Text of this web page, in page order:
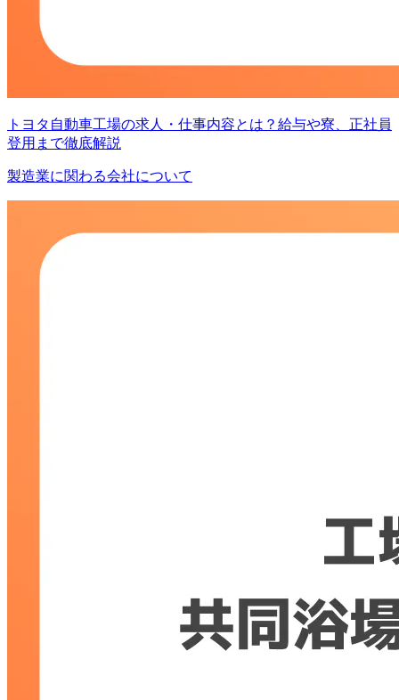
トヨタ自動車工場の求人・仕事内容とは？給与や寮、正社員
登用まで徹底解説
製造業に関わる会社について